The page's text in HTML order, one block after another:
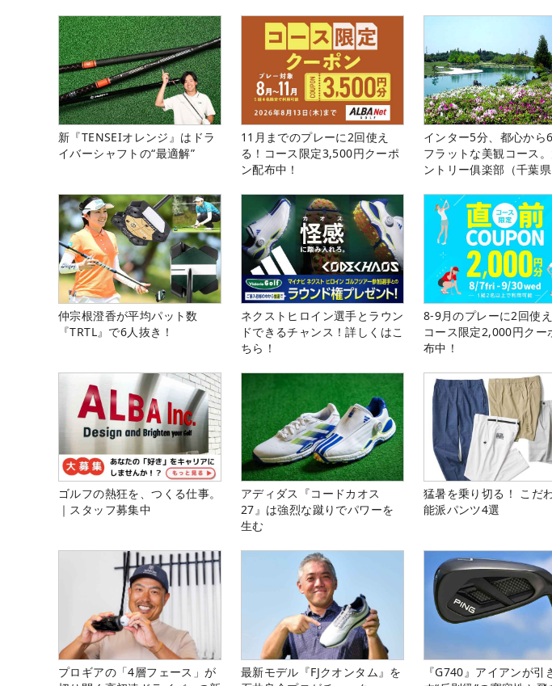
新『TENSEIオレンジ』はドラ
イバーシャフトの“最適解”
11月までのプレーに2回使え
る！コース限定3,500円クーポ
ン配布中！
インター5分、都心から
フラットな美観コース
ントリー俱楽部（千葉県
仲宗根澄香が平均パット数
『TRTL』で6人抜き！
ネクストヒロイン選手とラウン
ドできるチャンス！詳しくはこ
ちら！
8-9月のプレーに2回使え
コース限定2,000円クー
布中！
ゴルフの熱狂を、つくる仕事。
｜スタッフ募集中
アディダス『コードカオス
27』は強烈な蹴りでパワーを
生む
猛暑を乗り切る！ こだ
能派パンツ4選
プロギアの「4層フェース」が
最新モデル『FJクオンタム』を
『G740』アイアンが引